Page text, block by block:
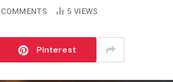
5 VIEWS
Pinterest